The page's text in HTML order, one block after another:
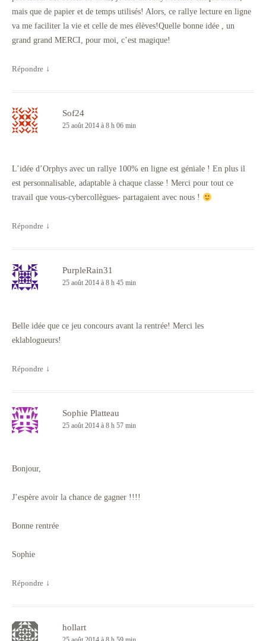
mais que de papier et de temps utilisés! Alors, ce rallye lecture en ligne
va me faciliter la vie et celle de mes élèves!Quelle bonne idée , un
grand grand MERCI, pour moi, c’est magique!
Répondre ↓
Sof24
25 août 2014 à 8 h 06 min
L’idée d’Orphys avec un rallye 100% en ligne est géniale ! En plus il
est personnalisable, adaptable à chaque classe ! Merci pour tout ce
travail que vous-cybercollègues- partagaient avec nous !
Répondre ↓
PurpleRain31
25 août 2014 à 8 h 45 min
Belle idée que ce jeu concours avant la rentrée! Merci les
eklablogueurs!
Répondre ↓
Sophie Platteau
25 août 2014 à 8 h 57 min
Bonjour,
J’espère avoir la chance de gagner !!!!
Bonne rentrée
Sophie
Répondre ↓
hollart